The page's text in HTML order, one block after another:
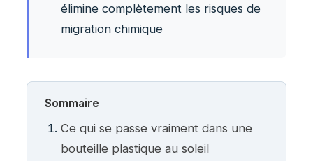
élimine complètement les risques de
migration chimique
Sommaire
Ce qui se passe vraiment dans une
bouteille plastique au soleil